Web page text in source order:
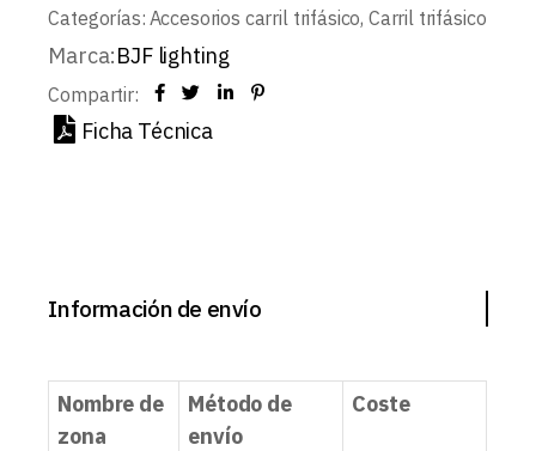
Categorías: Accesorios carril trifásico, Carril trifásico
Marca:BJF lighting
Compartir:
Ficha Técnica
Información de envío
Nombre de
zona
Método de
envío
Coste